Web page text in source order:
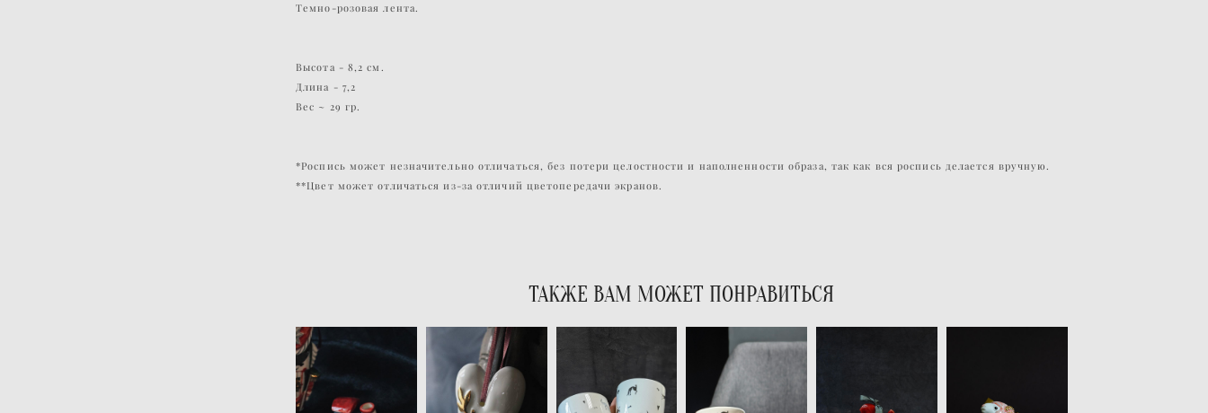
Темно-розовая лента.
Высота - 8,2 см.
Длина - 7,2
Вес ~ 29 гр.
*Роспись может незначительно отличаться, без потери целостности и наполненности образа, так как вся роспись делается вручную.
**Цвет может отличаться из-за отличий цветопередачи экранов.
ТАКЖЕ ВАМ МОЖЕТ ПОНРАВИТЬСЯ